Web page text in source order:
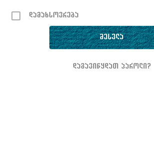
დამახსოვრება
დაგავიწყდათ პაროლი?